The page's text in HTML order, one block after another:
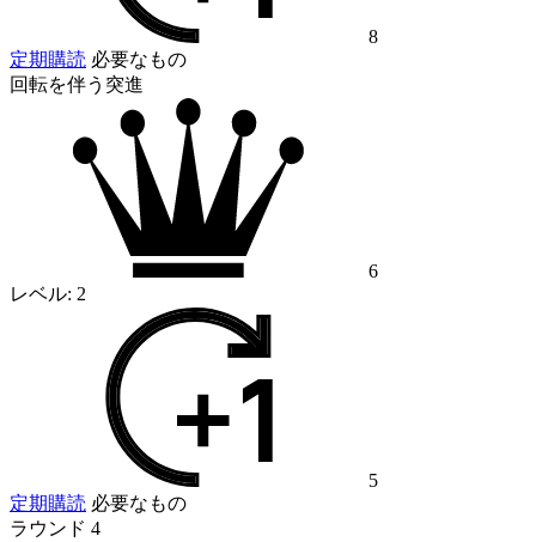
8
定期購読 必要なもの
回転を伴う突進
6
レベル: 2
5
定期購読 必要なもの
ラウンド 4